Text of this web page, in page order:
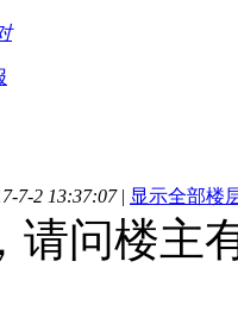
7-2 13:37:07 | 显示全部楼
请问楼主